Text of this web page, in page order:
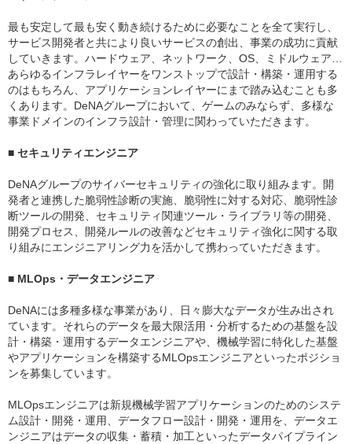
最も安定して最も安く動き続けるために必要なことを全て実行し、
サービス開発者と共により良いサービスの創出、事業の成功に貢献
していきます。ハードウェア、ネットワーク、OS、ミドルウェア…
あらゆるインフラレイヤーをワンストップで設計・構築・運用する
のはもちろん、アプリケーションレイヤーにまで踏み込むことも多
くあります。DeNAグループにおいて、ゲームのみならず、多様な
事業ドメインのインフラ設計・管理に関わっていただきます。
■ セキュリティエンジニア
DeNAグループのサイバーセキュリティの強化に取り組みます。開
発者と連携した脆弱性診断の実施、脆弱性に対する対応、脆弱性診
断ツールの開発、セキュリティ関連ツール・ライブラリ等の開発、
開発プロセス、開発ルールの改善などセキュリティ強化に関する取
り組みにエンジニアリング力を活かして携わっていただきます。
■ MLOps・データエンジニア
DeNAには多種多様な事業があり、日々膨大なデータが生み出され
ています。それらのデータを最大限活用・分析するための基盤を設
計・構築・運用するデータエンジニアや、機械学習に特化した基盤
やアプリケーションを構築するMLOpsエンジニアといったポジショ
ンを募集しています。
MLOpsエンジニアは新規機械学習アプリケーションのためのシステ
ム設計・開発・運用、データフロー設計・開発・運用を、データエ
ンジニアはデータの収集・蓄積・加工といったデータパイプライン